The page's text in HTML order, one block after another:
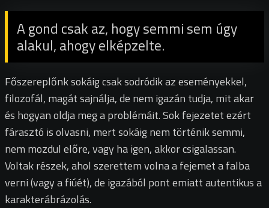
A gond csak az, hogy semmi sem úgy
alakul, ahogy elképzelte.
Főszereplőnk sokáig csak sodródik az eseményekkel,
filozofál, magát sajnálja, de nem igazán tudja, mit akar
és hogyan oldja meg a problémáit. Sok fejezetet ezért
fárasztó is olvasni, mert sokáig nem történik semmi,
nem mozdul előre, vagy ha igen, akkor csigalassan.
Voltak részek, ahol szerettem volna a fejemet a falba
verni (vagy a fiúét), de igazából pont emiatt autentikus a
karakterábrázolás.